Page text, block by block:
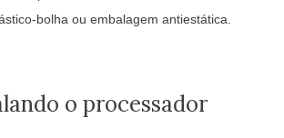
bolha ou embalagem antiestática.
o processador